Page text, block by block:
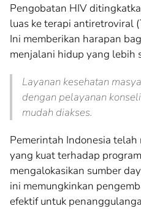
Pengobatan HIV
luas ke terapi antiretroviral
Ini memberikan harapan
menjalani hidup yang lebih
Layanan kesehatan
dengan pelayanan
mudah diakses.
Pemerintah Indonesia
yang kuat terhadap
mengalokasikan sumber
ini memungkinkan
efektif untuk